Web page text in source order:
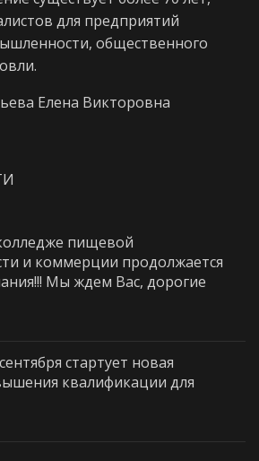
для предприятий
общественного
Елена Викторовна
пищевой
и коммерции продолжается
Мы ждем Вас, дорогие
стартует новая
квалификации для